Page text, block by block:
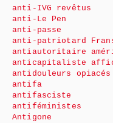
anti-IVG revêtus
anti-Le Pen
anti-passe
anti-patriotard
antiautoritaire
anticapitaliste
antidouleurs opiacés
antifa
antifasciste
antiféministes
Antigone